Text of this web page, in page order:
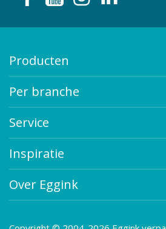
Producten
Per branche
Service
Inspiratie
Over Eggink